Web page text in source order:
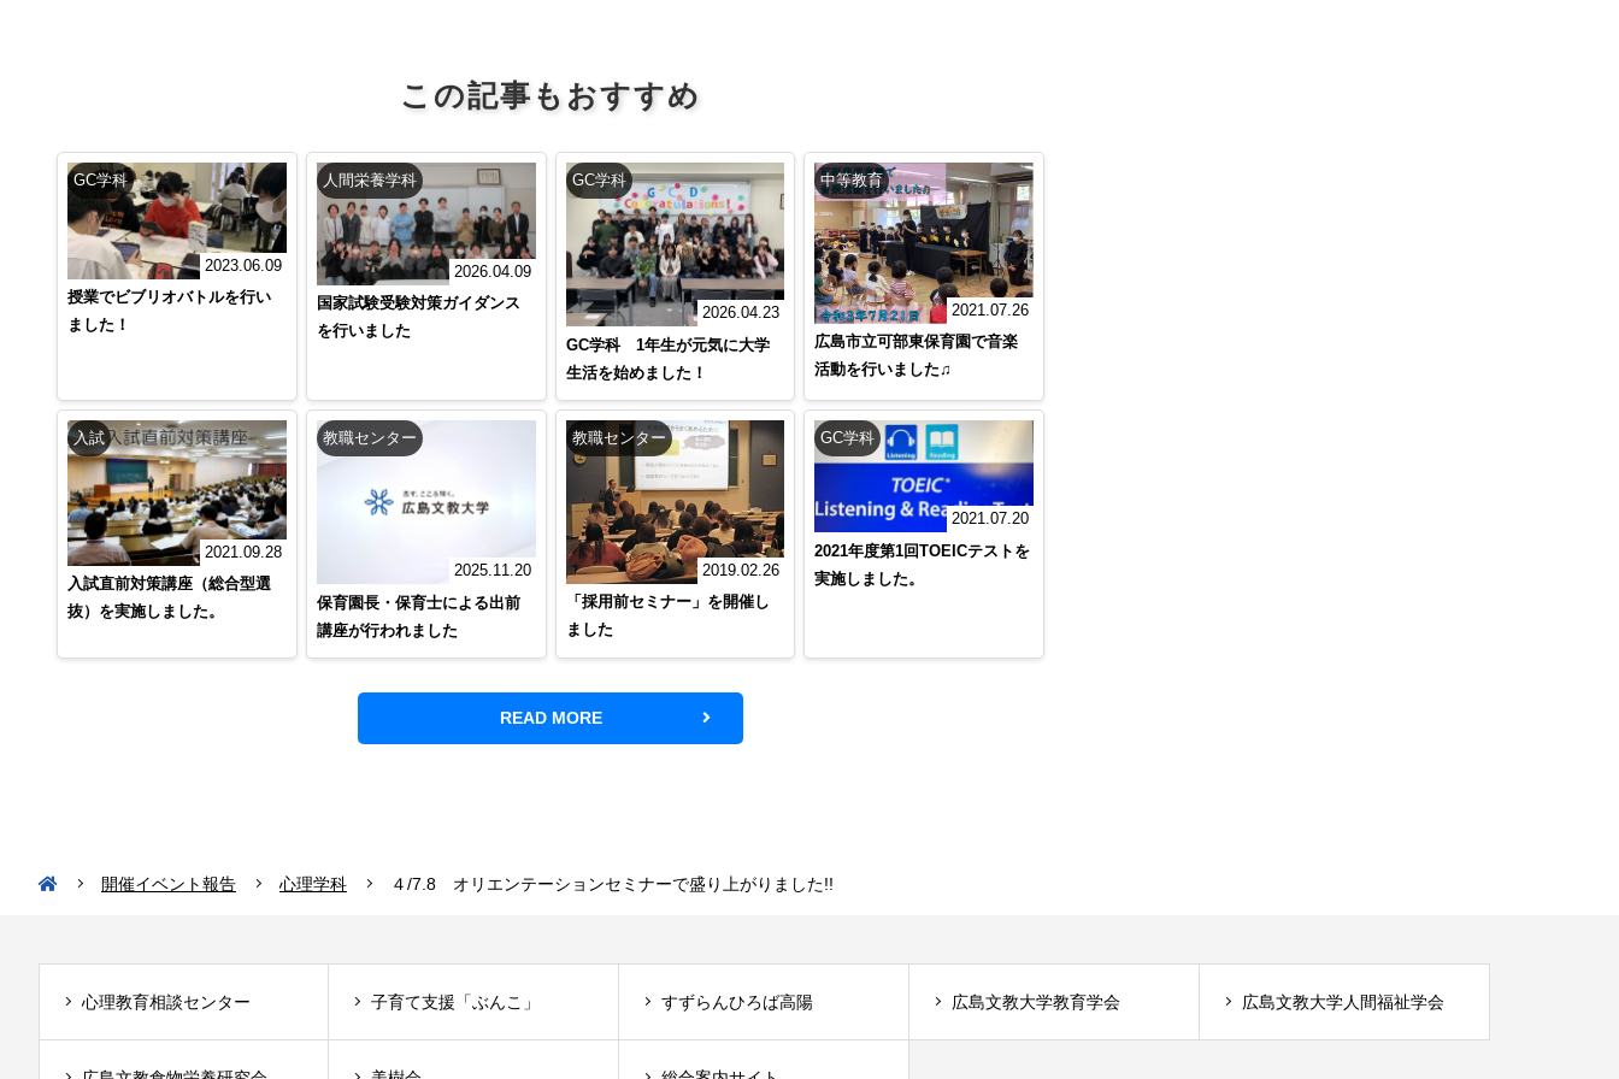
この記事もおすすめ
GC学科
2023.06.09
授業でビブリオバトルを行い
ました！
人間栄養学科
2026.04.09
国家試験受験対策ガイダンス
を行いました
GC学科
2026.04.23
GC学科 1年生が元気に大学
生活を始めました！
中等教育
2021.07.26
広島市立可部東保育園で音楽
活動を行いました♫
入試
2021.09.28
入試直前対策講座（総合型選
抜）を実施しました。
教職センター
2025.11.20
保育園長・保育士による出前
講座が行われました
教職センター
2019.02.26
「採用前セミナー」を開催し
ました
GC学科
2021.07.20
2021年度第1回TOEICテストを
実施しました。
READ MORE
開催イベント報告 心理学科 ４/7.8 オリエンテーションセミナーで盛り上がりました!!
心理教育相談センター 子育て支援「ぶんこ」 すずらんひろば高陽 広島文教大学教育学会 広島文教大学人間福祉学会